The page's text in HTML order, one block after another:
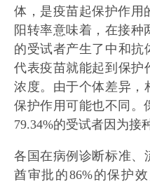
体，是疫苗起保护作用
阳转率意味着，在接种
的受试者产生了中和抗
代表疫苗就能起到保护
浓度。由于个体差异，
保护作用可能也不同。
79.34%的受试者因为接
各国在病例诊断标准、
酋审批的86%的保护